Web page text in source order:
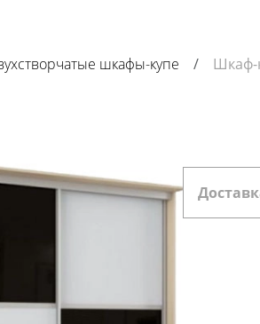
шкафы-купе Шкаф-